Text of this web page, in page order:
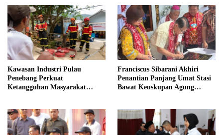
Kawasan Industri Pulau
Penebang Perkuat
Ketangguhan Masyarakat
Franciscus Sibarani Akhiri
Penantian Panjang Umat Stasi
Bawat Keuskupan Agung